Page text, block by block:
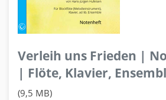
Verleih uns Frieden |
| Flöte, Klavier,
(9,5 MB)